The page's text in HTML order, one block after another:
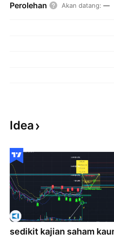
Perolehan Akan datang: —
Idea
sedikit kajian saham